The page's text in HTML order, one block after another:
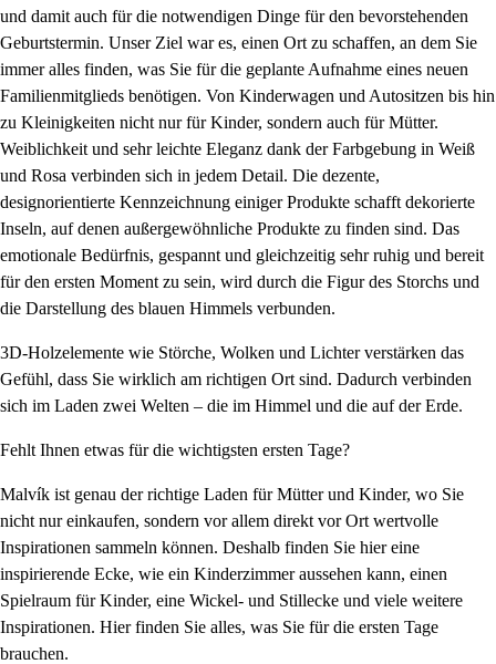
und damit auch für die notwendigen Dinge für den bevorstehenden
Geburtstermin. Unser Ziel war es, einen Ort zu schaffen, an dem Sie
immer alles finden, was Sie für die geplante Aufnahme eines neuen
Familienmitglieds benötigen. Von Kinderwagen und Autositzen bis hin
zu Kleinigkeiten nicht nur für Kinder, sondern auch für Mütter.
Weiblichkeit und sehr leichte Eleganz dank der Farbgebung in Weiß
und Rosa verbinden sich in jedem Detail. Die dezente,
designorientierte Kennzeichnung einiger Produkte schafft dekorierte
Inseln, auf denen außergewöhnliche Produkte zu finden sind. Das
emotionale Bedürfnis, gespannt und gleichzeitig sehr ruhig und bereit
für den ersten Moment zu sein, wird durch die Figur des Storchs und
die Darstellung des blauen Himmels verbunden.
3D-Holzelemente wie Störche, Wolken und Lichter verstärken das
Gefühl, dass Sie wirklich am richtigen Ort sind. Dadurch verbinden
sich im Laden zwei Welten – die im Himmel und die auf der Erde.
Fehlt Ihnen etwas für die wichtigsten ersten Tage?
Malvík ist genau der richtige Laden für Mütter und Kinder, wo Sie
nicht nur einkaufen, sondern vor allem direkt vor Ort wertvolle
Inspirationen sammeln können. Deshalb finden Sie hier eine
inspirierende Ecke, wie ein Kinderzimmer aussehen kann, einen
Spielraum für Kinder, eine Wickel- und Stillecke und viele weitere
Inspirationen. Hier finden Sie alles, was Sie für die ersten Tage
brauchen.